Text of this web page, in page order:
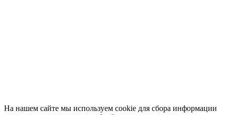
На нашем сайте мы используем cookie для сбора информации